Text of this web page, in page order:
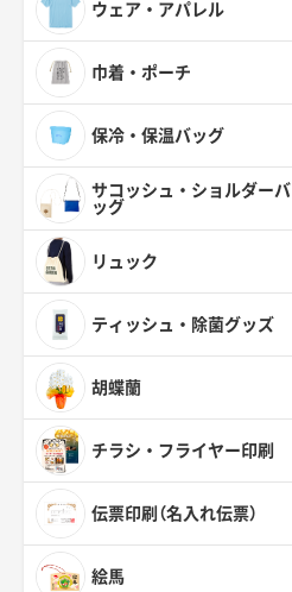
ウェア・アパレル
巾着・ポーチ
保冷・保温バッグ
サコッシュ・ショルダーバ
ッグ
リュック
ティッシュ・除菌グッズ
胡蝶蘭
チラシ・フライヤー印刷
伝票印刷（名入れ伝票）
絵馬